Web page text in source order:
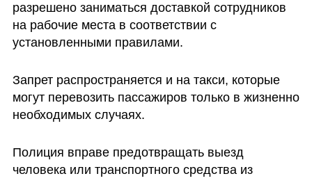
разрешено заниматься доставкой сотрудников
на рабочие места в соответствии с
установленными правилами.
Запрет распространяется и на такси, которые
могут перевозить пассажиров только в жизненно
необходимых случаях.
Полиция вправе предотвращать выезд
человека или транспортного средства из